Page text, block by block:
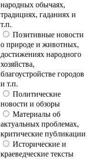
народных обычаях,
традициях, гаданиях и
т.п.
Позитивные новости
о природе и животных,
достижениях народного
хозяйства,
благоустройстве городов
и т.п.
Политические
новости и обзоры
Материалы об
актуальных проблемах,
критические публикации
Исторические и
краеведческие тексты